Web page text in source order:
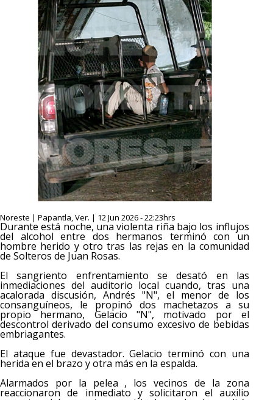
Noreste | Papantla, Ver. | 12 Jun 2026 - 22:23hrs
Durante está noche, una violenta riña bajo los influjos
del alcohol entre dos hermanos terminó con un
hombre herido y otro tras las rejas en la comunidad
de Solteros de Juan Rosas.
El sangriento enfrentamiento se desató en las
inmediaciones del auditorio local cuando, tras una
acalorada discusión, Andrés "N", el menor de los
consanguíneos, le propinó dos machetazos a su
propio hermano, Gelacio "N", motivado por el
descontrol derivado del consumo excesivo de bebidas
embriagantes.
El ataque fue devastador. Gelacio terminó con una
herida en el brazo y otra más en la espalda.
Alarmados por la pelea , los vecinos de la zona
reaccionaron de inmediato y solicitaron el auxilio